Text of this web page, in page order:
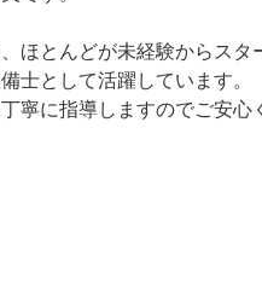
ほとんどが未経験からスタ
士として活躍しています。
寧に指導しますのでご安心